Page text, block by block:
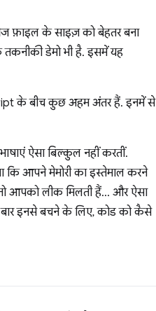
फ़ाइल के साइज़ को बेहतर बना
तकनीकी डेमो भी है. इसमें यह
के बीच कुछ अहम अंतर हैं. इनमें से
ऐसा बिल्कुल नहीं करतीं.
कि आपने मेमोरी का इस्तेमाल करने
तो आपको लीक मिलती हैं… और ऐसा
इनसे बचने के लिए, कोड को कैसे